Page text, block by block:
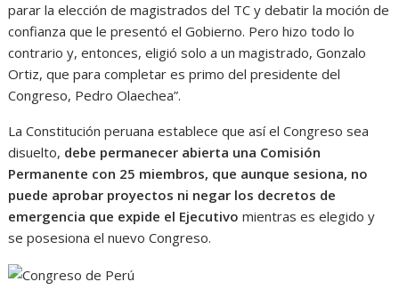
parar la elección de magistrados del TC y debatir la moción de
confianza que le presentó el Gobierno. Pero hizo todo lo
contrario y, entonces, eligió solo a un magistrado, Gonzalo
Ortiz, que para completar es primo del presidente del
Congreso, Pedro Olaechea”.
La Constitución peruana establece que así el Congreso sea
disuelto, debe permanecer abierta una Comisión
Permanente con 25 miembros, que aunque sesiona, no
puede aprobar proyectos ni negar los decretos de
emergencia que expide el Ejecutivo mientras es elegido y
se posesiona el nuevo Congreso.